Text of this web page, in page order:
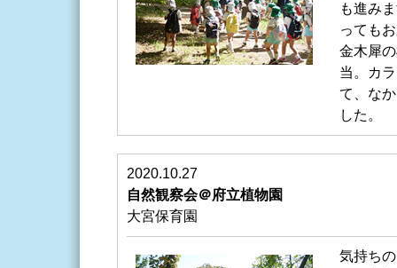
も進み
っても
金木犀
当。カ
て、な
した。
2020.10.27
自然観察会＠府立植物園
大宮保育園
気持ち